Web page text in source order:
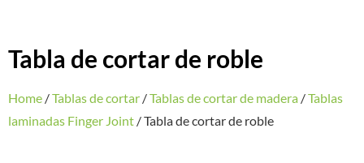
Tabla de cortar de roble
Home /Tablas de cortar /Tablas de cortar de madera /Tablas
laminadas Finger Joint / Tabla de cortar de roble